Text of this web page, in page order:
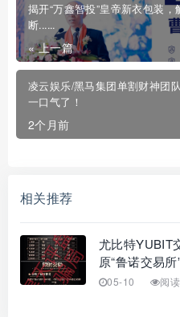
揭开“万鑫智投”皇帝新衣包装
断......
« 上一篇
凌云娱乐/黑马集团单割财神团
一口气了！
2个月前
相关推荐
尤比特YUBIT
原“鲁诺交易
05-10 阅